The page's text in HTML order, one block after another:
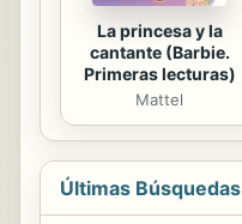
La princesa y la
cantante (Barbie.
Primeras lecturas)
Mattel
Últimas Búsquedas